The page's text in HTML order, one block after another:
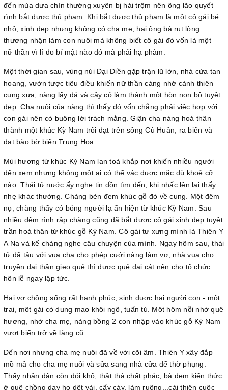
đến mùa dưa chín thường xuyên bị hái trộm nên ông lão quyết
rình bắt được thủ phạm. Khi bắt được thủ phạm là một cô gái bé
nhỏ, xinh đẹp nhưng không có cha mẹ, hai ông bà rut lòng
thương nhận làm con nuôi mà không biết cô gái đó vốn là một
nữ thần vì lí do bí mật nào đó mà phải hạ phàm.
Một thời gian sau, vùng núi Đại Điền gặp trận lũ lớn, nhà cửa tan
hoang, vườn tược tiêu điều khiến nữ thần càng nhớ cảnh thiên
cung xưa, nàng lấy đá và cây cỏ làm thành một hòn non bộ tuyệt
đẹp. Cha nuôi của nàng thì thấy đó vốn chẳng phải việc hợp với
con gái nên có buông lời trách mắng. Giận cha nàng hoá thân
thành một khúc Kỳ Nam trôi dạt trên sông Cù Huân, ra biển và
dạt bào bờ biển Trung Hoa.
Mùi hương từ khúc Kỳ Nam lan toả khắp nơi khiến nhiều người
đến xem nhưng không một ai có thể vác được mặc dù khoẻ cỡ
nào. Thái tử nước ấy nghe tin đồn tìm đến, khi nhấc lên lại thấy
nhẹ khác thường. Chàng bèn đem khúc gỗ đó về cung. Một đêm
nọ, chàng thấy có bóng người lạ ẩn hiện từ khúc Kỳ Nam. Sau
nhiều đêm rình rập chàng cũng đã bắt được cô gái xinh đẹp tuyệt
trần hoá thân từ khúc gỗ Kỳ Nam. Cô gái tự xưng mình là Thiên Y
A Na và kể chàng nghe câu chuyện của mình. Ngay hôm sau, thái
tử đã tâu với vua cha cho phép cưới nàng làm vợ, nhà vua cho
truyền đại thần gieo quẻ thì được quẻ đại cát nên cho tổ chức
hôn lễ ngay lập tức.
Hai vợ chồng sống rất hạnh phúc, sinh được hai người con - một
trai, một gái có dung mạo khôi ngô, tuấn tú. Một hôm nỗi nhớ quê
hương, nhớ cha mẹ, nàng bồng 2 con nhập vào khúc gỗ Kỳ Nam
vượt biển trở về làng cũ.
Đến nơi nhưng cha mẹ nuôi đã về với cõi âm. Thiên Y xây đắp
mồ mả cho cha mẹ nuôi và sửa sang nhà cửa để thờ phụng.
Thấy nhân dân còn đói khổ, thật thà chất phác, bà đem kiến thức
ở quê chồng dạy họ dệt vải, cấy cày, làm ruộng...cải thiện cuộc